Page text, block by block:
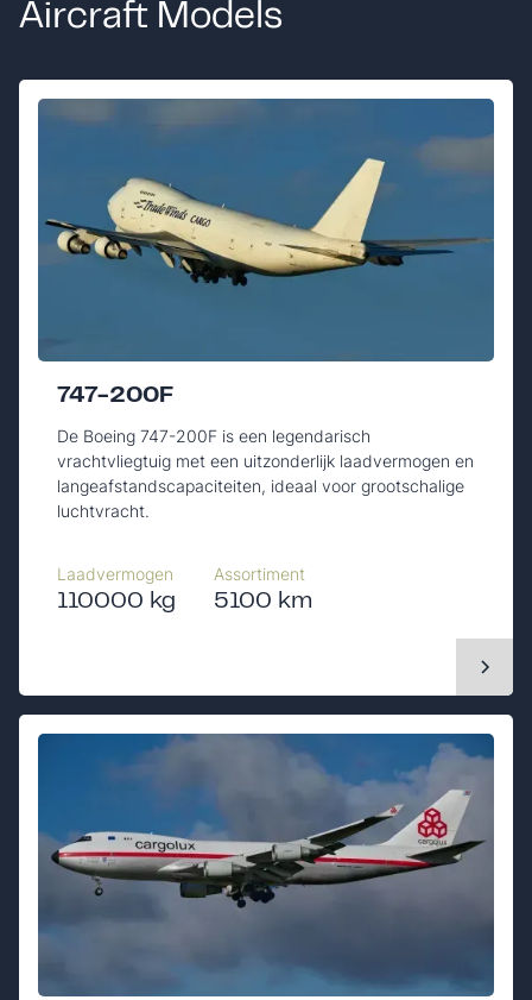
Aircraft Models
747-200F
De Boeing 747-200F is een legendarisch
vrachtvliegtuig met een uitzonderlijk laadvermogen en
langeafstandscapaciteiten, ideaal voor grootschalige
luchtvracht.
Laadvermogen
110000 kg
Assortiment
5100 km